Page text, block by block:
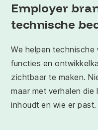
Employer
technische
We helpen technische
functies en
zichtbaar te maken.
maar met verhalen
inhoudt en wie er past.